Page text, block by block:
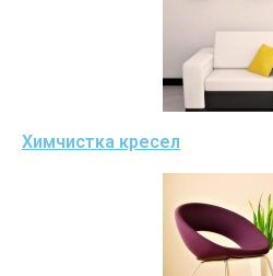
Химчистка кресел